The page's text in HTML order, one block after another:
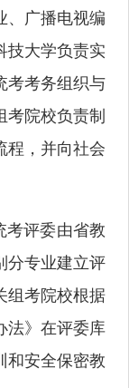
、广播电视编
技大学负责实
考考务组织与
考院校负责制
程，并向社会
评委由省教
分专业建立评
组考院校根据
法》在评委库
和安全保密教